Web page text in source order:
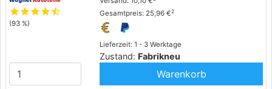
starstarstarstarstar_half
(93 %)
Lieferzeit: 1 - 3 Werktage
Zustand: Fabrikneu
Gesamtpreis: 25,96 €2
Warenkorb